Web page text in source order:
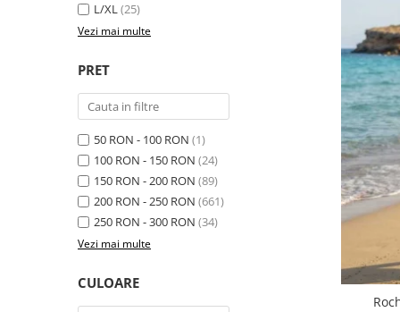
L/XL(25)
Vezi mai multe
PRET
50 RON - 100 RON (1)
100 RON - 150 RON (24)
150 RON - 200 RON (89)
200 RON - 250 RON (661)
250 RON - 300 RON (34)
Vezi mai multe
CULOARE